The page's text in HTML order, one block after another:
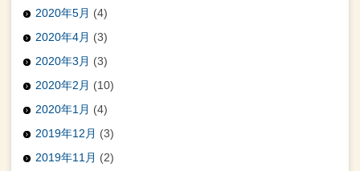
2020年5月 (4)
2020年4月 (3)
2020年3月 (3)
2020年2月 (10)
2020年1月 (4)
2019年12月 (3)
2019年11月 (2)